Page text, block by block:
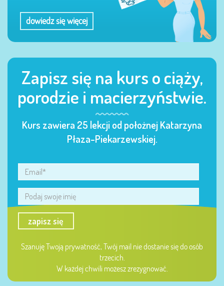
dowiedz się więcej
Zapisz się na kurs o ciąży,
porodzie i macierzyństwie.
Kurs zawiera 25 lekcji od położnej Katarzyna
Płaza-Piekarzewskiej.
zapisz się
Szanuję Twoją prywatność, Twój mail nie dostanie się do osób
trzecich.
W każdej chwili możesz zrezygnować.